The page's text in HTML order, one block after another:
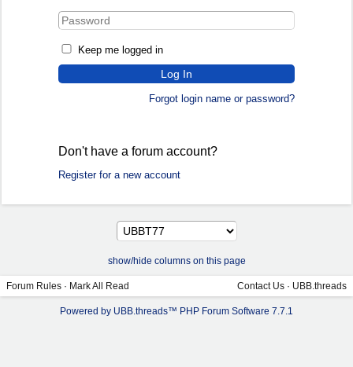
Keep me logged in
Forgot login name or password?
Don't have a forum account?
Register for a new account
show/hide columns on this page
Forum Rules · Mark All Read Contact Us · UBB.threads
Powered by UBB.threads™ PHP Forum Software 7.7.1